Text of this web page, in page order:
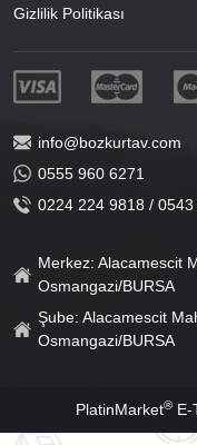
Gizlilik Politikası
info@bozkurtav.com
0555 960 6271
0224 224 9818 /
Merkez: Alacamescit
Osmangazi/BURSA
Şube: Alacamescit
Osmangazi/BURSA
PlatinMarket®E-